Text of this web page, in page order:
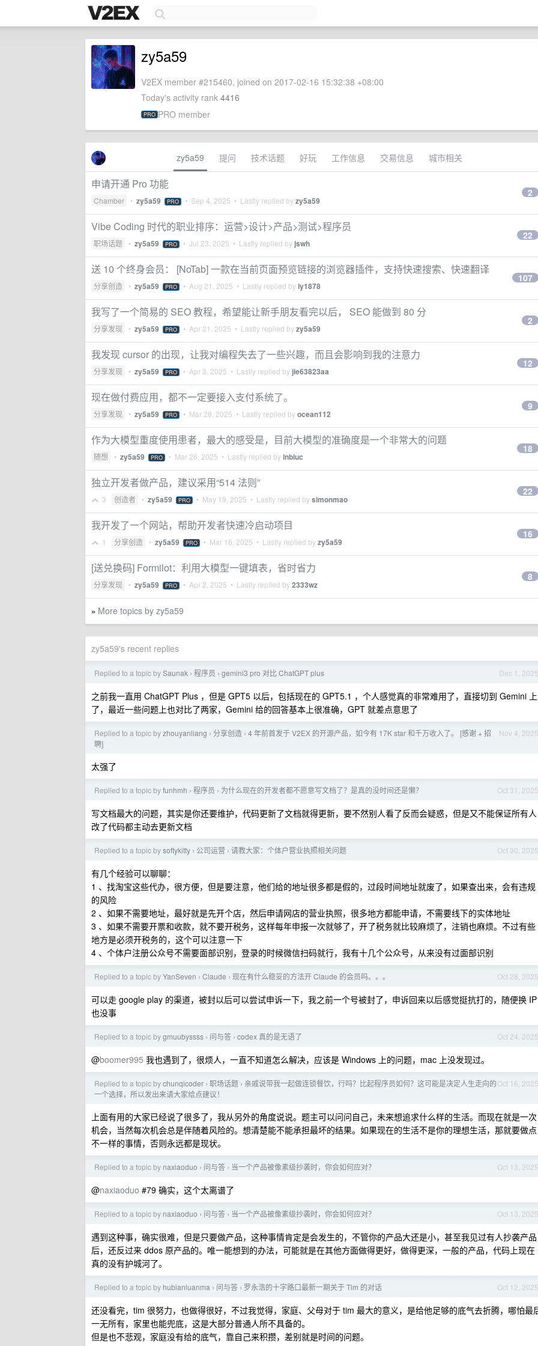
zy5a59
V2EX member #215460, joined on 2017-02-16 15:32:38 +08:00
Today's activity rank 4416
PRO PRO member
zy5a59 提问 技术话题 好玩 工作信息 交易信息 城市相关
申请开通 Pro 功能
Chamber • zy5a59 PRO • Sep 4, 2025 • Lastly replied byzy5a59
2
Vibe Coding 时代的职业排序：运营>设计>产品>测试>程序员
职场话题 • zy5a59 PRO • Jul 23, 2025 • Lastly replied by jswh
22
送 10 个终身会员： [NoTab] 一款在当前页面预览链接的浏览器插件，支持快速搜索、快速翻译
分享创造 • zy5a59 PRO • Aug 21, 2025 • Lastly replied byly1878
107
我写了一个简易的 SEO 教程，希望能让新手朋友看完以后， SEO 能做到 80 分
分享发现 • zy5a59 PRO • Apr 21, 2025 • Lastly replied byzy5a59
2
我发现 cursor 的出现，让我对编程失去了一些兴趣，而且会影响到我的注意力
分享发现 • zy5a59 PRO • Apr 3, 2025 • Lastly replied by jie63823aa
12
现在做付费应用，都不一定要接入支付系统了。
分享发现 • zy5a59 PRO • Mar 28, 2025 • Lastly replied byocean112
9
作为大模型重度使用患者，最大的感受是，目前大模型的准确度是一个非常大的问题
随想 • zy5a59 PRO • Mar 26, 2025 • Lastly replied bylnbiuc
18
独立开发者做产品，建议采用“514 法则”
3 创造者 • zy5a59 PRO • May 19, 2025 • Lastly replied bysimonmao
22
我开发了一个网站，帮助开发者快速冷启动项目
1 分享创造 • zy5a59 PRO • Mar 16, 2025 • Lastly replied byzy5a59
16
[送兑换码] Formilot：利用大模型一键填表，省时省力
分享发现 • zy5a59 PRO • Apr 2, 2025 • Lastly replied by2333wz
8
» More topics by zy5a59
zy5a59's recent replies
Dec 1, 2025
Replied to a topic bySaunak › 程序员 › gemini3 pro 对比 ChatGPT plus
之前我一直用 ChatGPT Plus ，但是 GPT5 以后，包括现在的 GPT5.1 ，个人感觉真的非常难用了，直接切到 Gemini 上
了，最近一些问题上也对比了两家，Gemini 给的回答基本上很准确，GPT 就差点意思了
Nov 4, 2025
Replied to a topic byzhouyanliang › 分享创造 › 4 年前首发于 V2EX 的开源产品，如今有 17K star 和千万收入了。 [感谢 + 招
聘]
太强了
Oct 31, 2025
Replied to a topic byfunhmh › 程序员 › 为什么现在的开发者都不愿意写文档了？是真的没时间还是懒？
写文档最大的问题，其实是你还要维护，代码更新了文档就得更新，要不然别人看了反而会疑惑，但是又不能保证所有人
改了代码都主动去更新文档
Oct 30, 2025
Replied to a topic bysoftykitty › 公司运营 › 请教大家：个体户营业执照相关问题
有几个经验可以聊聊：
1 、找淘宝这些代办，很方便，但是要注意，他们给的地址很多都是假的，过段时间地址就废了，如果查出来，会有违规
的风险
2 、如果不需要地址，最好就是先开个店，然后申请网店的营业执照，很多地方都能申请，不需要线下的实体地址
3 、如果不需要开票和收款，就不要开税务，这样每年申报一次就够了，开了税务就比较麻烦了，注销也麻烦。不过有些
地方是必须开税务的，这个可以注意一下
4 、个体户注册公众号不需要面部识别，登录的时候微信扫码就行，我有十几个公众号，从来没有过面部识别
Oct 28, 2025
Replied to a topic byYanSeven › Claude › 现在有什么稳妥的方法开 Claude 的会员吗。。。
可以走 google play 的渠道，被封以后可以尝试申诉一下，我之前一个号被封了，申诉回来以后感觉挺抗打的，随便换 IP
也没事
Oct 24, 2025
Replied to a topic bygmuubyssss › 问与答 › codex 真的是无语了
@boomer995 我也遇到了，很烦人，一直不知道怎么解决，应该是 Windows 上的问题，mac 上没发现过。
Oct 16, 2025
Replied to a topic bychunqicoder › 职场话题 › 亲戚说带我一起做连锁餐饮，行吗？比起程序员如何？这可能是决定人生走向的
一个选择，所以发出来请大家给点建议！
上面有用的大家已经说了很多了，我从另外的角度说说。题主可以问问自己，未来想追求什么样的生活。而现在就是一次
机会，当然每次机会总是伴随着风险的。想清楚能不能承担最坏的结果。如果现在的生活不是你的理想生活，那就要做点
不一样的事情，否则永远都是现状。
Oct 13, 2025
Replied to a topic by naxiaoduo › 问与答 › 当一个产品被像素级抄袭时，你会如何应对？
@naxiaoduo #79 确实，这个太离谱了
Oct 13, 2025
Replied to a topic by naxiaoduo › 问与答 › 当一个产品被像素级抄袭时，你会如何应对？
遇到这种事，确实很难，但是只要做产品，这种事情肯定是会发生的，不管你的产品大还是小，甚至我见过有人抄袭产品
后，还反过来 ddos 原产品的。唯一能想到的办法，可能就是在其他方面做得更好，做得更深，一般的产品，代码上现在
真的没有护城河了。
Oct 12, 2025
Replied to a topic by hubianluanma › 问与答 › 罗永浩的十字路口最新一期关于 Tim 的对话
还没看完，tim 很努力，也做得很好，不过我觉得，家庭、父母对于 tim 最大的意义，是给他足够的底气去折腾，哪怕最
一无所有，家里也能兜底，这是大部分普通人所不具备的。
但是也不悲观，家庭没有给的底气，靠自己来积攒，差别就是时间的问题。